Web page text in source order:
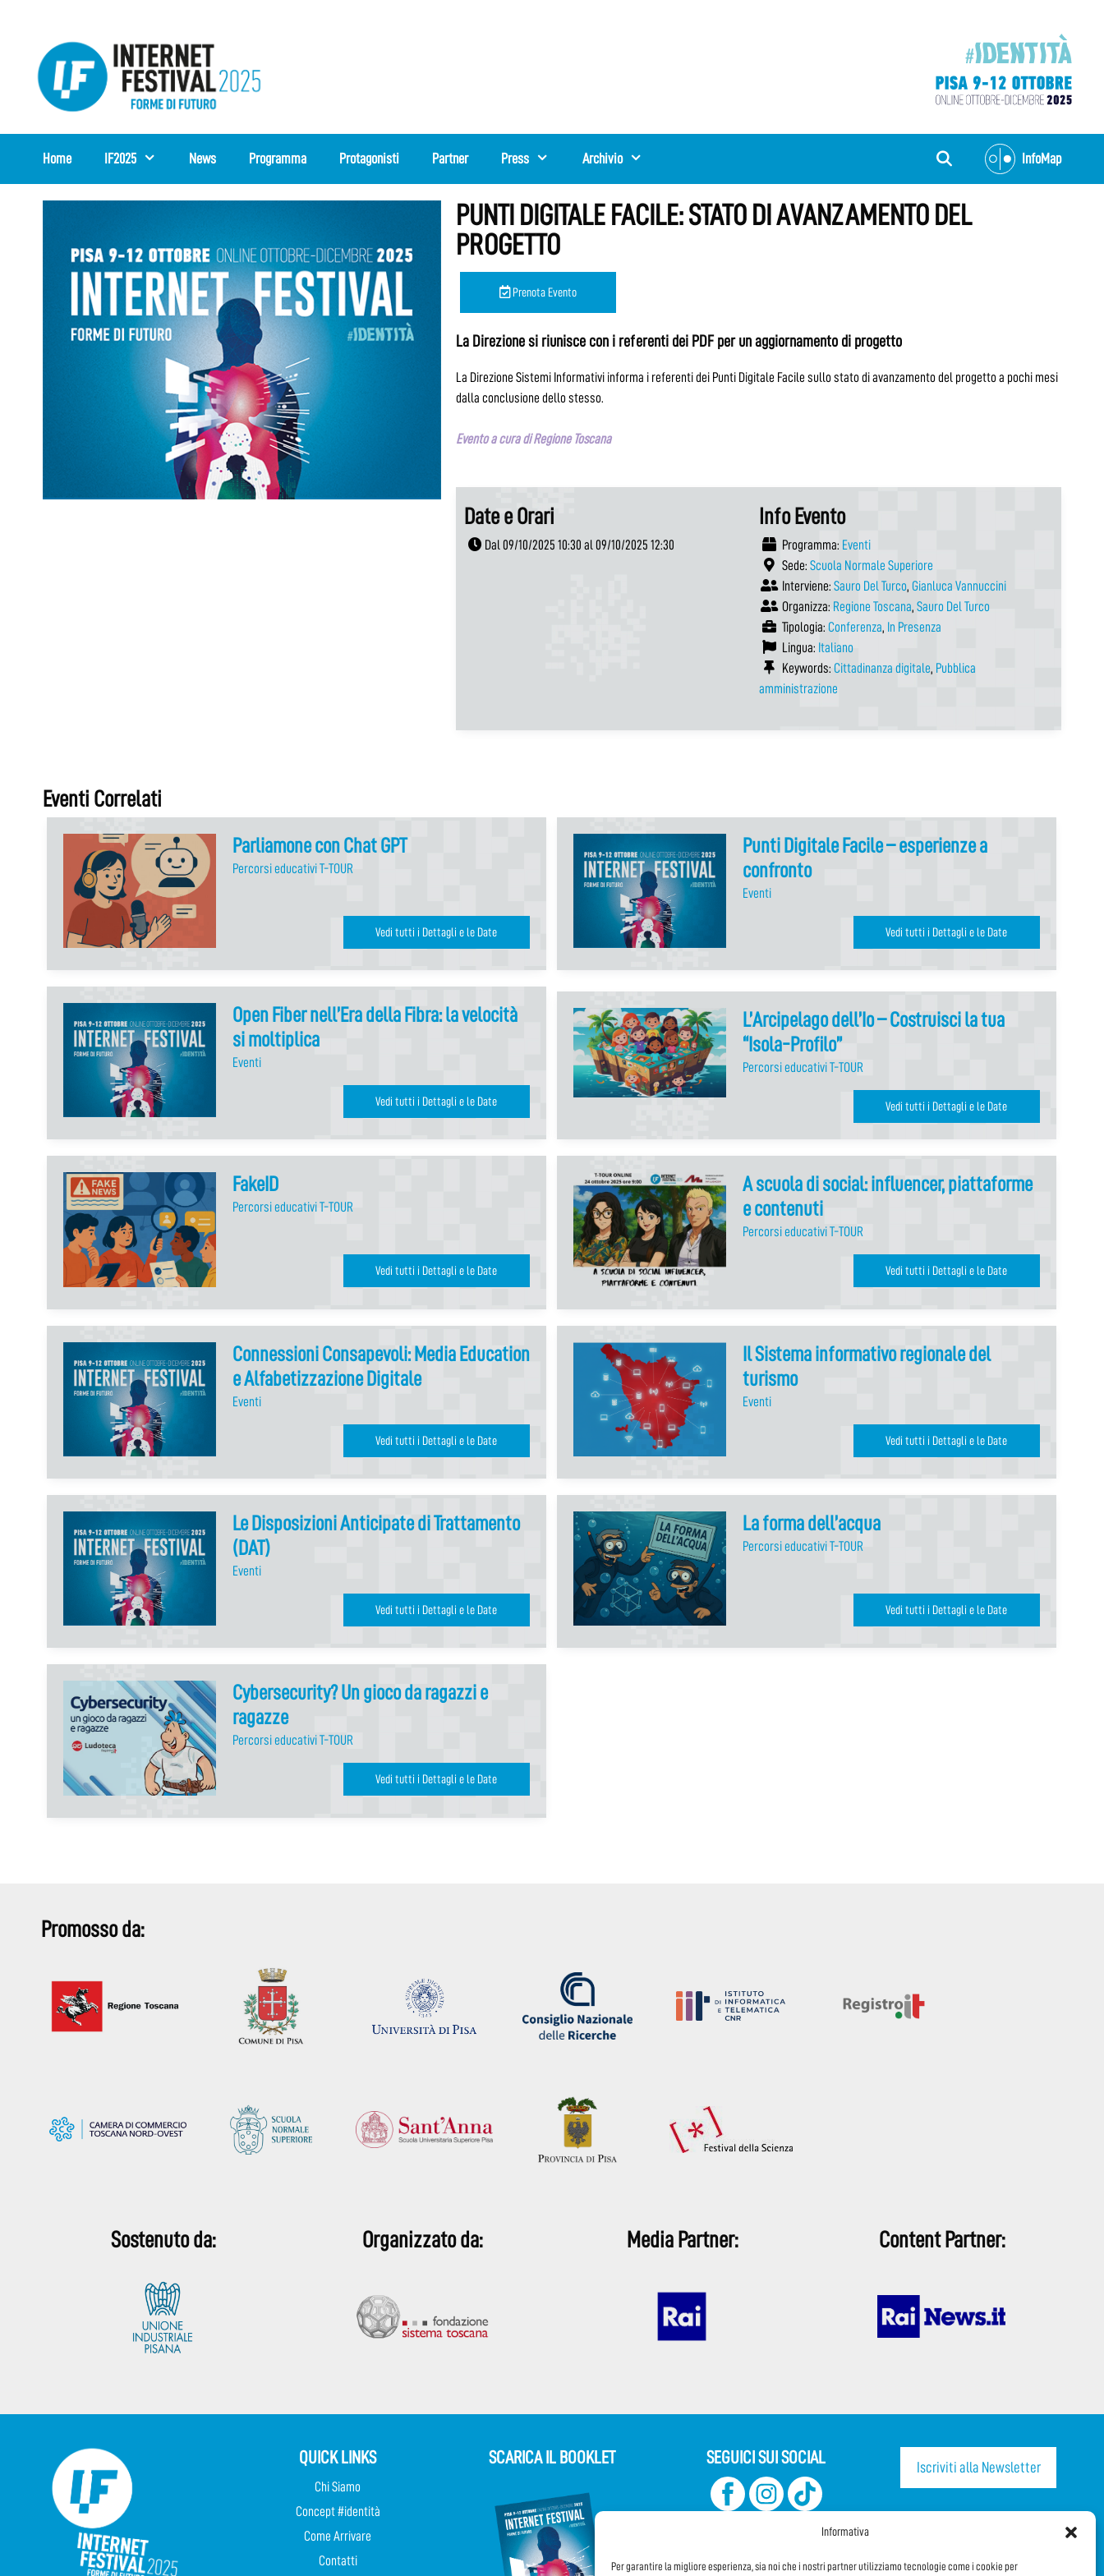
Informativa
Per garantire la migliore esperienza, sia noi che i nostri partner utilizziamo tecnologie come i cookie per
contenuto
Home IF2025 News Programma Protagonisti Partner Press Archivio InfoMap
PUNTI DIGITALE FACILE: STATO DI AVANZAMENTO DEL
PROGETTO
Prenota Evento
La Direzione si riunisce con i referenti dei PDF per un aggiornamento di progetto
La Direzione Sistemi Informativi informa i referenti dei Punti Digitale Facile sullo stato di avanzamento del progetto a pochi mesi
dalla conclusione dello stesso.
Evento a cura di Regione Toscana
Date e Orari
Dal 09/10/2025 10:30 al 09/10/2025 12:30
Info Evento
Programma: Eventi
Sede: Scuola Normale Superiore
Interviene: Sauro Del Turco, Gianluca Vannuccini
Organizza: Regione Toscana, Sauro Del Turco
Tipologia: Conferenza, In Presenza
Lingua: Italiano
Keywords: Cittadinanza digitale, Pubblica
amministrazione
Eventi Correlati
Parliamone con Chat GPT
Percorsi educativi T-TOUR
Vedi tutti i Dettagli e le Date
Punti Digitale Facile – esperienze a
confronto
Eventi
Vedi tutti i Dettagli e le Date
Open Fiber nell’Era della Fibra: la velocità
si moltiplica
Eventi
Vedi tutti i Dettagli e le Date
L’Arcipelago dell’Io – Costruisci la tua
“Isola-Profilo”
Percorsi educativi T-TOUR
Vedi tutti i Dettagli e le Date
FakeID
Percorsi educativi T-TOUR
Vedi tutti i Dettagli e le Date
A scuola di social: influencer, piattaforme
e contenuti
Percorsi educativi T-TOUR
Vedi tutti i Dettagli e le Date
Connessioni Consapevoli: Media Education
e Alfabetizzazione Digitale
Eventi
Vedi tutti i Dettagli e le Date
Il Sistema informativo regionale del
turismo
Eventi
Vedi tutti i Dettagli e le Date
Le Disposizioni Anticipate di Trattamento
(DAT)
Eventi
Vedi tutti i Dettagli e le Date
La forma dell’acqua
Percorsi educativi T-TOUR
Vedi tutti i Dettagli e le Date
Cybersecurity? Un gioco da ragazzi e
ragazze
Percorsi educativi T-TOUR
Vedi tutti i Dettagli e le Date
Promosso da:
Sostenuto da: Organizzato da: Media Partner: Content Partner:
QUICK LINKS
Chi Siamo
Concept #identità
Come Arrivare
Contatti
SCARICA IL BOOKLET SEGUICI SUI SOCIAL
Iscriviti alla Newsletter